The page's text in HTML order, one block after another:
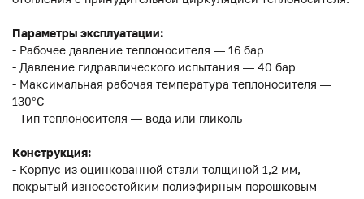
Параметры эксплуатации:
- Рабочее давление теплоносителя — 16 бар
- Давление гидравлического испытания — 40 бар
- Максимальная рабочая температура теплоносителя —
130°С
- Тип теплоносителя — вода или гликоль
Конструкция:
- Корпус из оцинкованной стали толщиной 1,2 мм,
покрытый износостойким полиэфирным порошковым